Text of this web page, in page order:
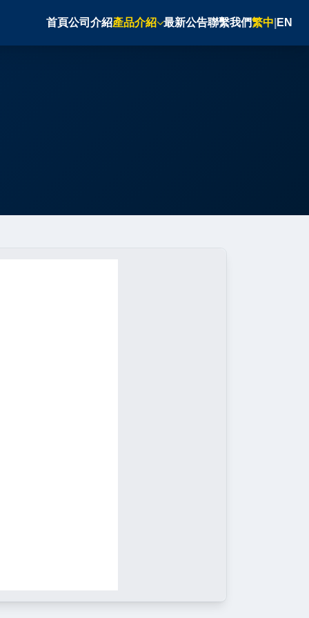
首頁公司介紹產品介紹 最新公告聯繫我們繁中 EN